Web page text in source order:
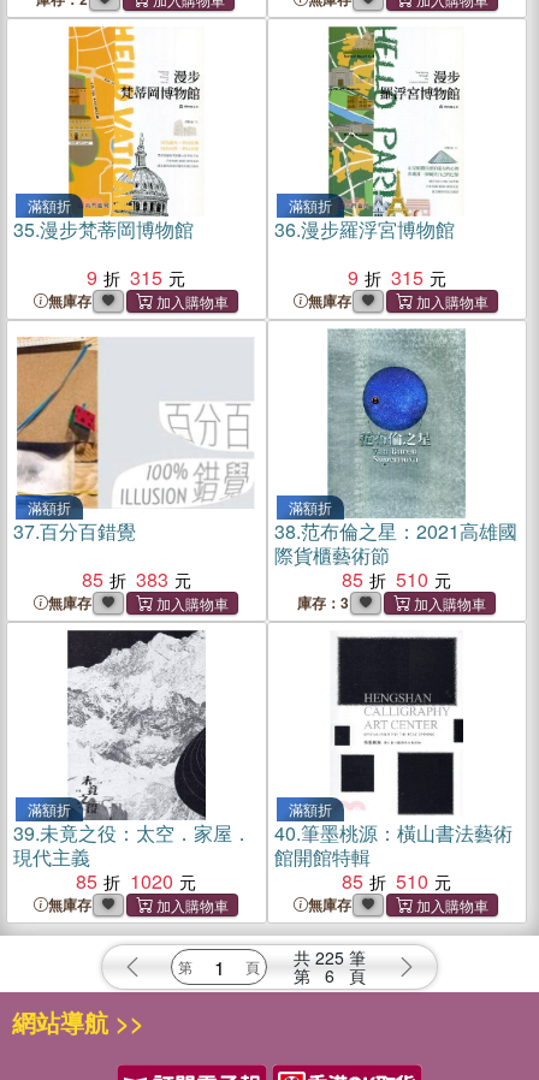
滿額折
35.漫步梵蒂岡博物館
9
315
無庫存
滿額折
36.漫步羅浮宮博物館
9
315
無庫存
滿額折
37.百分百錯覺
85
383
無庫存
滿額折
38.范布倫之星：2021高雄國
際貨櫃藝術節
85
510
庫存：3
滿額折
39.未竟之役：太空．家屋．
現代主義
85
1020
無庫存
滿額折
40.筆墨桃源：橫山書法藝術
館開館特輯
85
510
無庫存
共 225 筆
第 6 頁
網站導航 >>